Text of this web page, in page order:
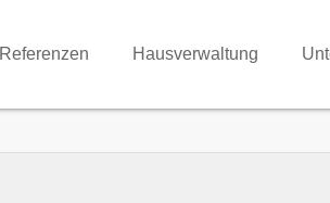
Referenzen Hausverwaltung